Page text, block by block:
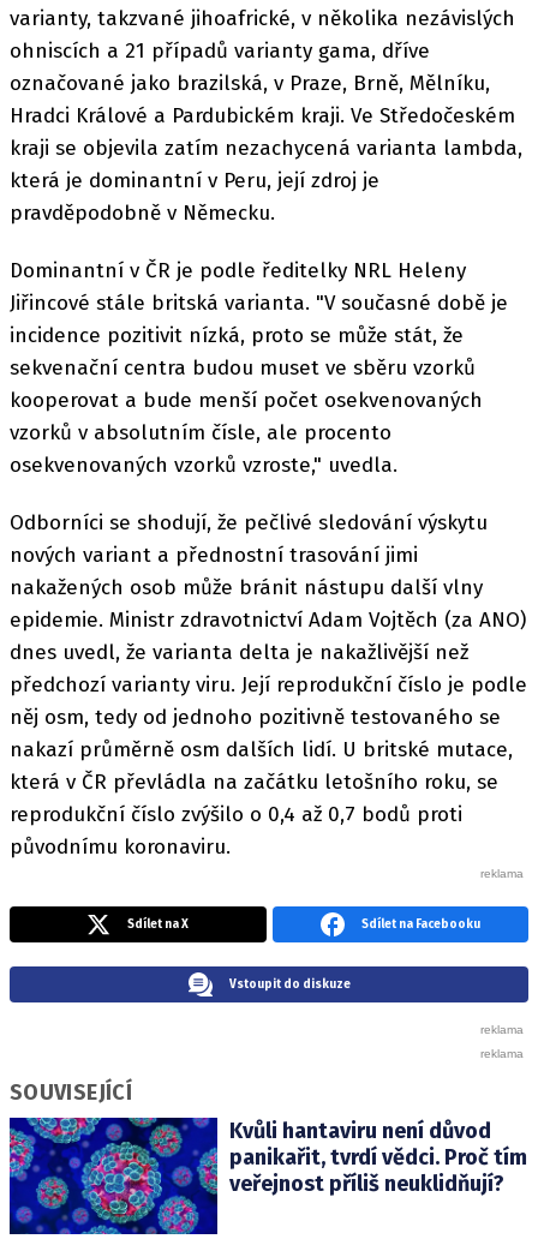
varianty, takzvané jihoafrické, v několika nezávislých
ohniscích a 21 případů varianty gama, dříve
označované jako brazilská, v Praze, Brně, Mělníku,
Hradci Králové a Pardubickém kraji. Ve Středočeském
kraji se objevila zatím nezachycená varianta lambda,
která je dominantní v Peru, její zdroj je
pravděpodobně v Německu.
Dominantní v ČR je podle ředitelky NRL Heleny
Jiřincové stále britská varianta. "V současné době je
incidence pozitivit nízká, proto se může stát, že
sekvenační centra budou muset ve sběru vzorků
kooperovat a bude menší počet osekvenovaných
vzorků v absolutním čísle, ale procento
osekvenovaných vzorků vzroste," uvedla.
Odborníci se shodují, že pečlivé sledování výskytu
nových variant a přednostní trasování jimi
nakažených osob může bránit nástupu další vlny
epidemie. Ministr zdravotnictví Adam Vojtěch (za ANO)
dnes uvedl, že varianta delta je nakažlivější než
předchozí varianty viru. Její reprodukční číslo je podle
něj osm, tedy od jednoho pozitivně testovaného se
nakazí průměrně osm dalších lidí. U britské mutace,
která v ČR převládla na začátku letošního roku, se
reprodukční číslo zvýšilo o 0,4 až 0,7 bodů proti
původnímu koronaviru.
Sdílet na X Sdílet na Facebooku
Vstoupit do diskuze
SOUVISEJÍCÍ
Kvůli hantaviru není důvod
panikařit, tvrdí vědci. Proč tím
veřejnost příliš neuklidňují?